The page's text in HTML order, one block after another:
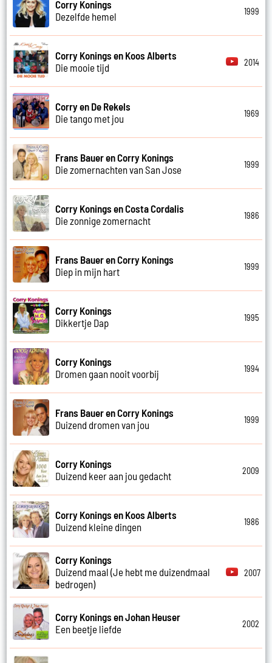
Corry Konings
Dezelfde hemel
1999
Corry Konings en Koos Alberts
Die mooie tijd
2014
Corry en De Rekels
Die tango met jou
1969
Frans Bauer en Corry Konings
Die zomernachten van San Jose
1999
Corry Konings en Costa Cordalis
Die zonnige zomernacht
1986
Frans Bauer en Corry Konings
Diep in mijn hart
1999
Corry Konings
Dikkertje Dap
1995
Corry Konings
Dromen gaan nooit voorbij
1994
Frans Bauer en Corry Konings
Duizend dromen van jou
1999
Corry Konings
Duizend keer aan jou gedacht
2009
Corry Konings en Koos Alberts
Duizend kleine dingen
1986
Corry Konings
Duizend maal (Je hebt me duizendmaal
bedrogen)
2007
Corry Konings en Johan Heuser
Een beetje liefde
2002